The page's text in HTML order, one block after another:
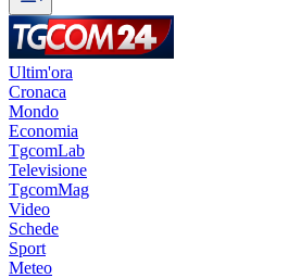
Ultim'ora
Cronaca
Mondo
Economia
TgcomLab
Televisione
TgcomMag
Video
Schede
Sport
Meteo